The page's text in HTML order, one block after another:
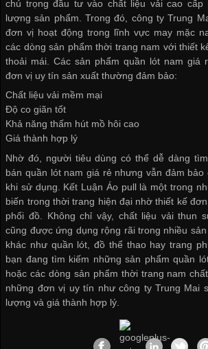
chú trọng đầu tư vào chất liệu vải cao cấp
lượng sản phẩm. Trong đó, công ty Trung
đơn vị hoạt động trong lĩnh vực may mặc
các dòng sản phẩm thời trang nam với thiết
thoải mái. Các sản phẩmquần lót nam giá
đơn vị uy tín sản xuất thường đảm bảo:
Chất liệu vải mềm mại
Độ co giãn tốt
Khả năng thấm hút mồ hôi cao
Giá thành hợp lý
Nhờ đó, người tiêu dùng có thể dễ dàng
bán quần lót nam giá rẻ nhưng vẫn đảm
khi sử dụng. Kết Luận Áo pull là một trong
biến trong thời trang hiện đại nhờ thiết kế
phối đồ. Không chỉ vậy, chất liệu vải thun
cũng được ứng dụng rộng rãi trong nhiều
khác như quần lót, đồ thể thao hay trang
bạn đang tìm kiếm những sản phẩm quần
hoặc các dòng sản phẩm thời trang nam
những đơn vị uy tín như công ty Trung Mai
lượng và giá thành hợp lý.